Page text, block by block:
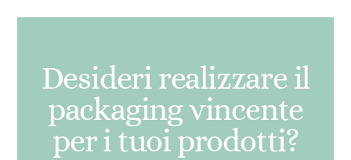
Desideri realizzare il
packaging vincente
per i tuoi prodotti?